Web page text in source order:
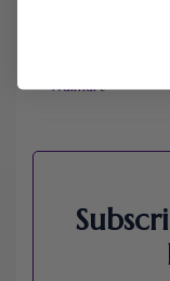
Walmart